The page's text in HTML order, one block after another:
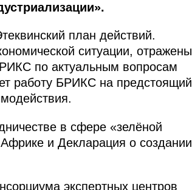
план действий.
ситуации, отражены
по актуальным вопросам
работу БРИКС на предстоящий
в сфере «зелёной
и Декларация о создании
экспертных центров